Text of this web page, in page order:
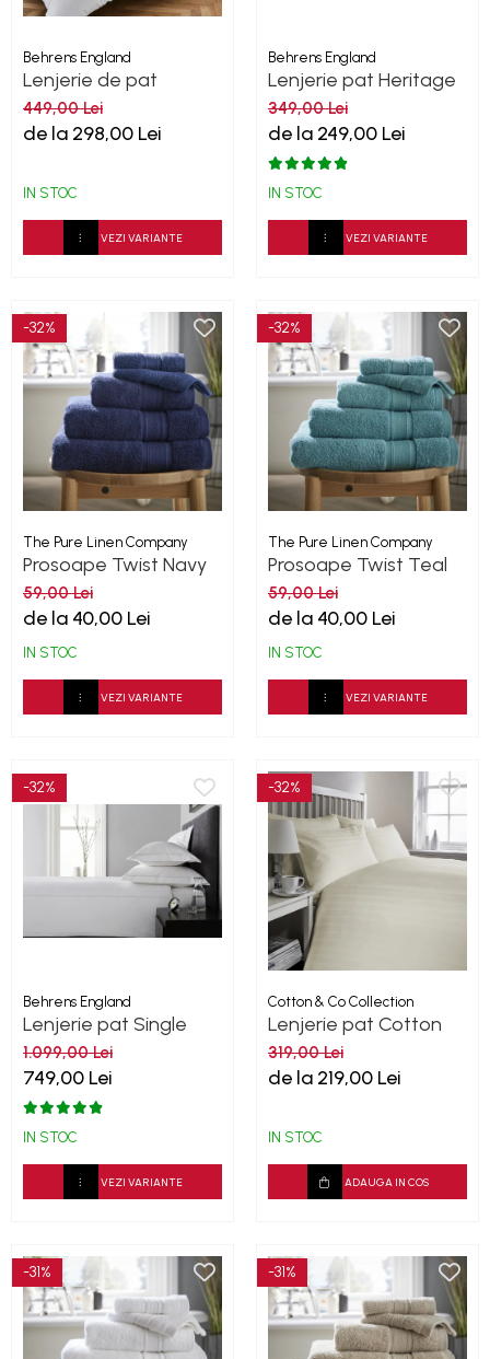
Behrens England
Lenjerie de pat
Heritage Collection
Wide-Narrow 400TC
449,00 Lei
de la 298,00 Lei
IN STOC
VEZI VARIANTE
Behrens England
Lenjerie pat Heritage
Sateen Stripe Alb
200TC
349,00 Lei
de la 249,00 Lei
IN STOC
VEZI VARIANTE
-32%
The Pure Linen Company
Prosoape Twist Navy
500GSM
59,00 Lei
de la 40,00 Lei
IN STOC
VEZI VARIANTE
-32%
The Pure Linen Company
Prosoape Twist Teal
500GSM
59,00 Lei
de la 40,00 Lei
IN STOC
VEZI VARIANTE
-32%
Behrens England
Lenjerie pat Single
Row - Duck EGG
800TC
1.099,00 Lei
749,00 Lei
IN STOC
VEZI VARIANTE
-32%
Cotton & Co Collection
Lenjerie pat Cotton
Collection
319,00 Lei
de la 219,00 Lei
IN STOC
ADAUGA IN COS
-31% -31%